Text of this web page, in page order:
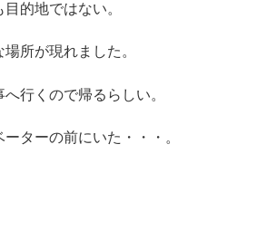
的地ではない。
所が現れました。
行くので帰るらしい。
ターの前にいた・・・。